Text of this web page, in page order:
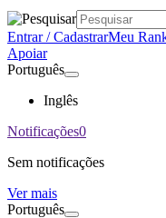
Entrar / CadastrarMeu
Apoiar
Português
Inglês
Notificações0
Sem notificações
Ver mais
Português